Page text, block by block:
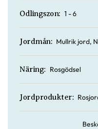
Odlingszon: 1 - 6
Jordmån: Mullrik jord,
Näring: Rosgödsel
Jordprodukter: